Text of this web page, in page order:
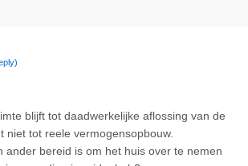
blijft tot daadwerkelijke aflossing van de
tot reele vermogensopbouw.
bereid is om het huis over te nemen